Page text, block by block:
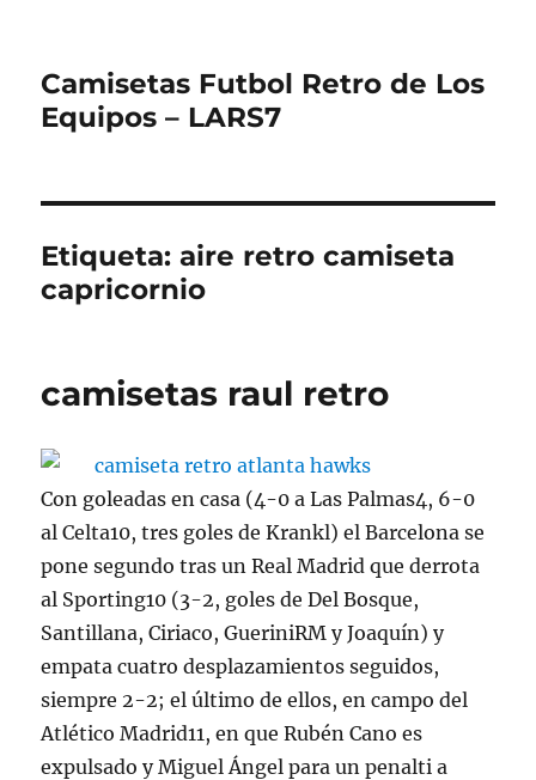
Camisetas Futbol Retro de Los
Equipos – LARS7
Etiqueta:aire retro camiseta
capricornio
camisetas raul retro
Con goleadas en casa (4-0 a Las Palmas4, 6-0
al Celta10, tres goles de Krankl) el Barcelona se
pone segundo tras un Real Madrid que derrota
al Sporting10 (3-2, goles de Del Bosque,
Santillana, Ciriaco, GueriniRM y Joaquín) y
empata cuatro desplazamientos seguidos,
siempre 2-2; el último de ellos, en campo del
Atlético Madrid11, en que Rubén Cano es
expulsado y Miguel Ángel para un penalti a